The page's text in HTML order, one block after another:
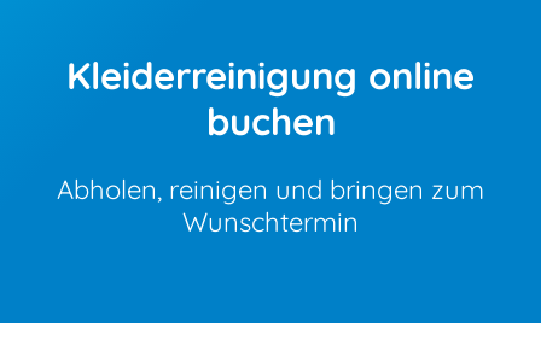
Kleiderreinigung online
buchen
Abholen, reinigen und bringen zum
Wunschtermin